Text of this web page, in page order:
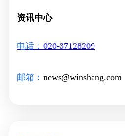
资讯中心
电话： 020-37128209
邮箱： news@winshang.com